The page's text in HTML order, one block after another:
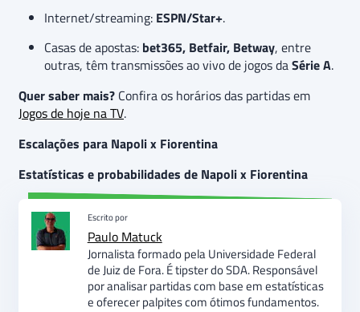
Internet/streaming: ESPN/Star+.
Casas de apostas: bet365, Betfair, Betway, entre
outras, têm transmissões ao vivo de jogos daSérie A.
Quer saber mais? Confira os horários das partidas em
Jogos de hoje na TV.
Escalações para Napoli x Fiorentina
Estatísticas e probabilidades de Napoli x Fiorentina
Escrito por
Paulo Matuck
Jornalista formado pela Universidade Federal
de Juiz de Fora. É tipster do SDA. Responsável
por analisar partidas com base em estatísticas
e oferecer palpites com ótimos fundamentos.